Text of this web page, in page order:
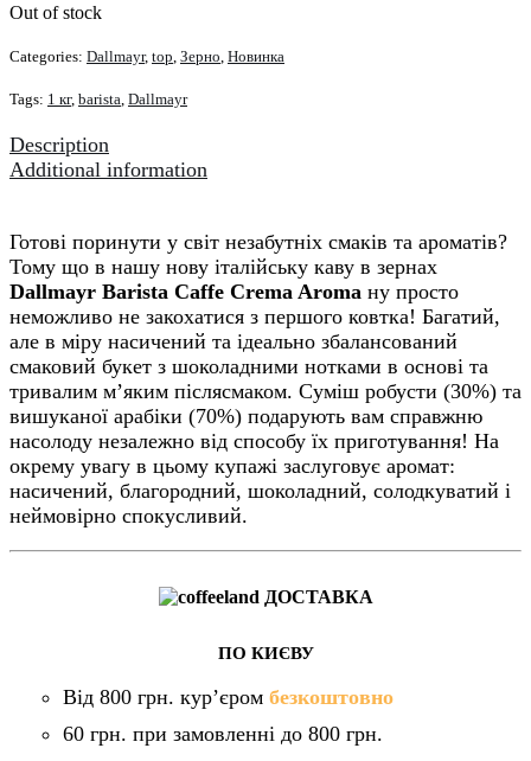
Out of stock
Categories: Dallmayr, top Зерно Новинка
Tags: 1 кг, barista Dallmayr
Description
Additional information
Готові поринути у світ незабутніх смаків та ароматів?
Тому що в нашу нову італійську каву в зернах
Dallmayr Barista Caffe Crema Aroma ну просто
неможливо не закохатися з першого ковтка! Багатий,
але в міру насичений та ідеально збалансований
смаковий букет з шоколадними нотками в основі та
тривалим м’яким післясмаком. Суміш робусти (30%) та
вишуканої арабіки (70%) подарують вам справжню
насолоду незалежно від способу їх приготування! На
окрему увагу в цьому купажі заслуговує аромат:
насичений, благородний, шоколадний, солодкуватий і
неймовірно спокусливий.
ДОСТАВКА
ПО КИЄВУ
Від 800 грн. кур’єром безкоштовно
60 грн. при замовленні до 800 грн.